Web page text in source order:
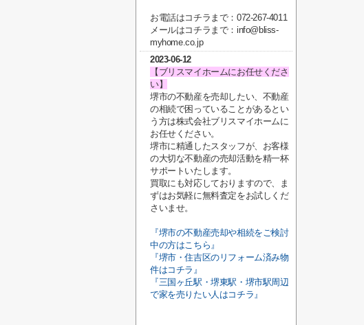
お電話はコチラまで：072-267-4011
メールはコチラまで：info@bliss-
myhome.co.jp
2023-06-12
【ブリスマイホームにお任せくださ
い】
堺市の不動産を売却したい、不動産
の相続で困っていることがあるとい
う方は株式会社ブリスマイホームに
お任せください。
堺市に精通したスタッフが、お客様
の大切な不動産の売却活動を精一杯
サポートいたします。
買取にも対応しておりますので、ま
ずはお気軽に無料査定をお試しくだ
さいませ。
『堺市の不動産売却や相続をご検討
中の方はこちら』
『堺市・住吉区のリフォーム済み物
件はコチラ』
『三国ヶ丘駅・堺東駅・堺市駅周辺
で家を売りたい人はコチラ』